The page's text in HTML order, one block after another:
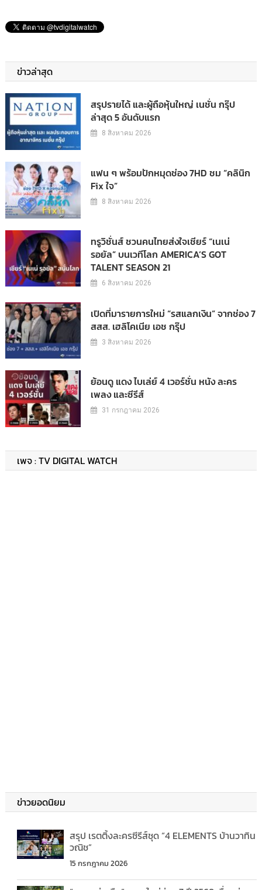
ข่าวล่าสุด
สรุปรายได้ และผู้ถือหุ้นใหญ่ เนชั่น กรุ๊ป
ล่าสุด 5 อันดับแรก
8 สิงหาคม 2026
แฟน ๆ พร้อมปักหมุดช่อง 7HD ชม “คลินิก
Fix ใจ”
8 สิงหาคม 2026
ทรูวิชั่นส์ ชวนคนไทยส่งใจเชียร์ “เนเน่
รอยัล” บนเวทีโลก AMERICA’S GOT
TALENT SEASON 21
6 สิงหาคม 2026
เปิดที่มารายการใหม่ “รสแลกเงิน” จากช่อง 7
สสส. เฮลิโคเนีย เอช กรุ๊ป
3 สิงหาคม 2026
ย้อนดู แดง ไบเล่ย์ 4 เวอร์ชั่น หนัง ละคร
เพลง และซีรีส์
31 กรกฎาคม 2026
เพจ : TV DIGITAL WATCH
ข่าวยอดนิยม
สรุป เรตติ้งละครซีรีส์ชุด “4 ELEMENTS บ้านวาทิน
วณิช”
15 กรกฎาคม 2026